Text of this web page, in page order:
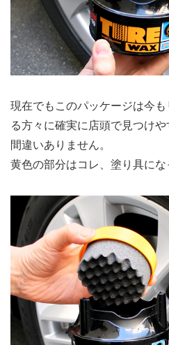
現在でもこのパッケージは今
る方々に確実に店頭で見つけ
間違いありません。
黄色の部分はコレ、塗り具にな